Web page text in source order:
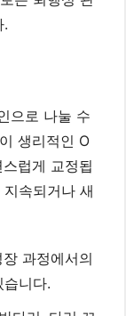
.
으로 나눌 수
생리적인 O
럽게 교정됩
속되거나 새
과정에서의
니다.